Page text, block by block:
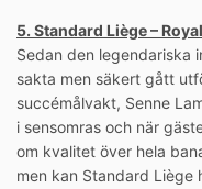
5. Standard Liège –
Sedan den legendariska
sakta men säkert gått
succémålvakt, Senne
i sensomras och när
om kvalitet över hela
men kan Standard Liège